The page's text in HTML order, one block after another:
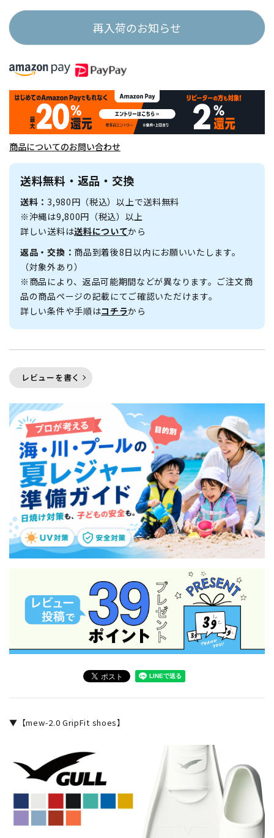
再入荷のお知らせ
商品についてのお問い合わせ
送料無料・返品・交換
送料：3,980円（税込）以上で送料無料
※沖縄は9,800円（税込）以上
詳しい送料は送料についてから
返品・交換： 商品到着後8日以内にお願いいたします。
（対象外あり）
※商品により、返品可能期間などが異なります。ご注文商
品の商品ページの記載にてご確認いただけます。
詳しい条件や手順はコチラから
レビューを書く
▼【mew-2.0 GripFit shoes】